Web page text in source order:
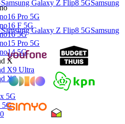
Pro 5G
F 5G
5G
Pro 5G
5G
X
X9 Ultra
X9
5G
5G
Samsung Galaxy Z Flip8 5GSamsung
Samsung Galaxy Z Flip8 5GSamsung